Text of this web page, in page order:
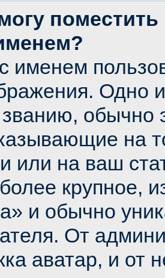
именем
Одно
обычно
на
или на ваш
крупное,
и обычно
От
аватар, и от